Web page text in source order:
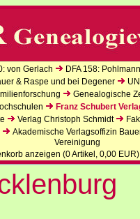
von Gerlach
DFA 158:
& Raspe und bei Degener
Genealogische
Franz Schubert
Verlag Christoph Schmidt
Akademische Verlagsoffizin
Vereinigung
anzeigen (0Artikel, 0,00 EUR)